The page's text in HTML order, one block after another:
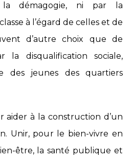
la démagogie, ni par la
à l’égard de celles et de
d’autre choix que de
la disqualification sociale,
des jeunes des quartiers
aider à la construction d’un
Unir, pour le bien-vivre en
être, la santé publique et